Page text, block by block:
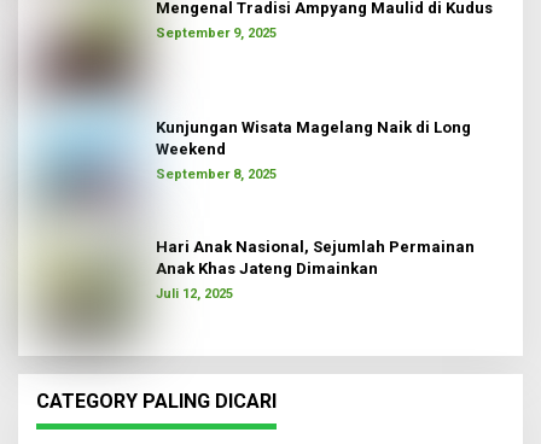
Mengenal Tradisi Ampyang Maulid di Kudus
September 9, 2025
Kunjungan Wisata Magelang Naik di Long
Weekend
September 8, 2025
Hari Anak Nasional, Sejumlah Permainan
Anak Khas Jateng Dimainkan
Juli 12, 2025
CATEGORY PALING DICARI